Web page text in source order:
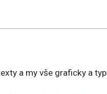
a my vše graficky a